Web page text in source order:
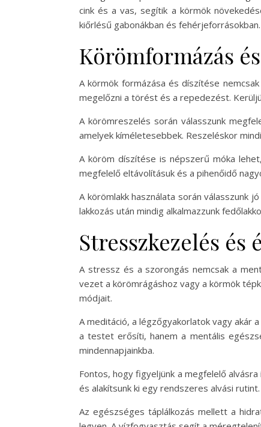
cink és a vas, segítik a körmök
kiőrlésű gabonákban és fehérjeforrásokban.
Körömformázás
A körmök formázása és díszítése
megelőzni a törést és a repedezést.
A körömreszelés során válasszunk
amelyek kíméletesebbek. Reszeléskor
A köröm díszítése is népszerű móka
megfelelő eltávolításuk és a pihenőidő
A körömlakk használata során válasszunk
lakkozás után mindig alkalmazzunk
Stresszkezelés
A stressz és a szorongás nemcsak a
vezet a körömrágáshoz vagy a körmök
módjait.
A meditáció, a légzőgyakorlatok vagy akár
a testet erősíti, hanem a mentális
mindennapjainkba.
Fontos, hogy figyeljünk a megfelelő
és alakítsunk ki egy rendszeres alvási rutint.
Az egészséges táplálkozás mellett a